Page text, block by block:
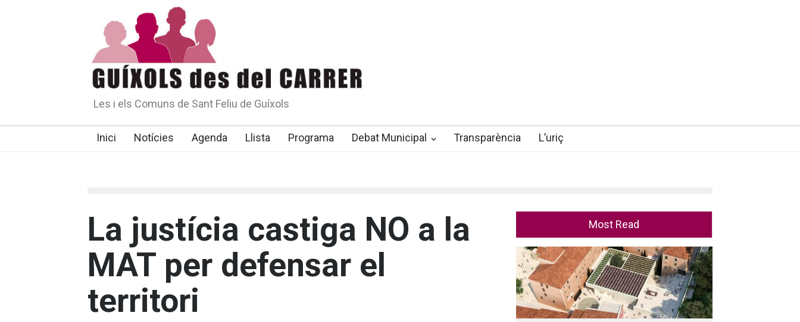
Les i els Comuns de Sant Feliu de Guíxols
Inici Notícies Agenda Llista Programa Debat Municipal Transparència L’uriç
La justícia castiga NO a la
MAT per defensar el
territori
Most Read